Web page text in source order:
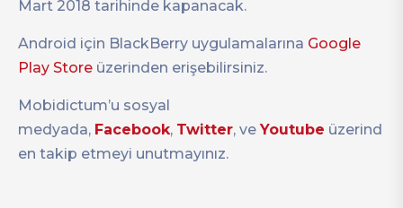
Mart 2018 tarihinde kapanacak.
Android için BlackBerry uygulamalarına Google
Play Store üzerinden erişebilirsiniz.
Mobidictum’u sosyal
medyada, Facebook, Twitter, ve Youtube üzerind
en takip etmeyi unutmayınız.